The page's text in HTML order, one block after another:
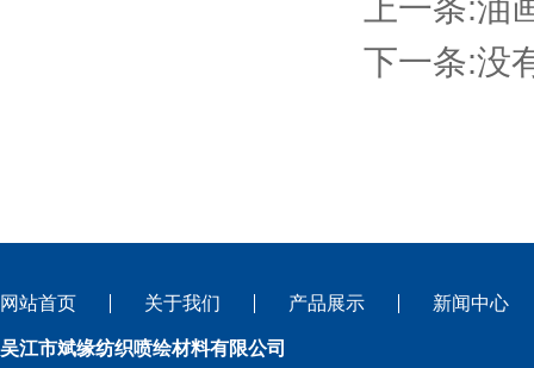
上一条:油
下一条:没
网站首页 关于我们 产品展示 新闻中心
吴江市斌缘纺织喷绘材料有限公司